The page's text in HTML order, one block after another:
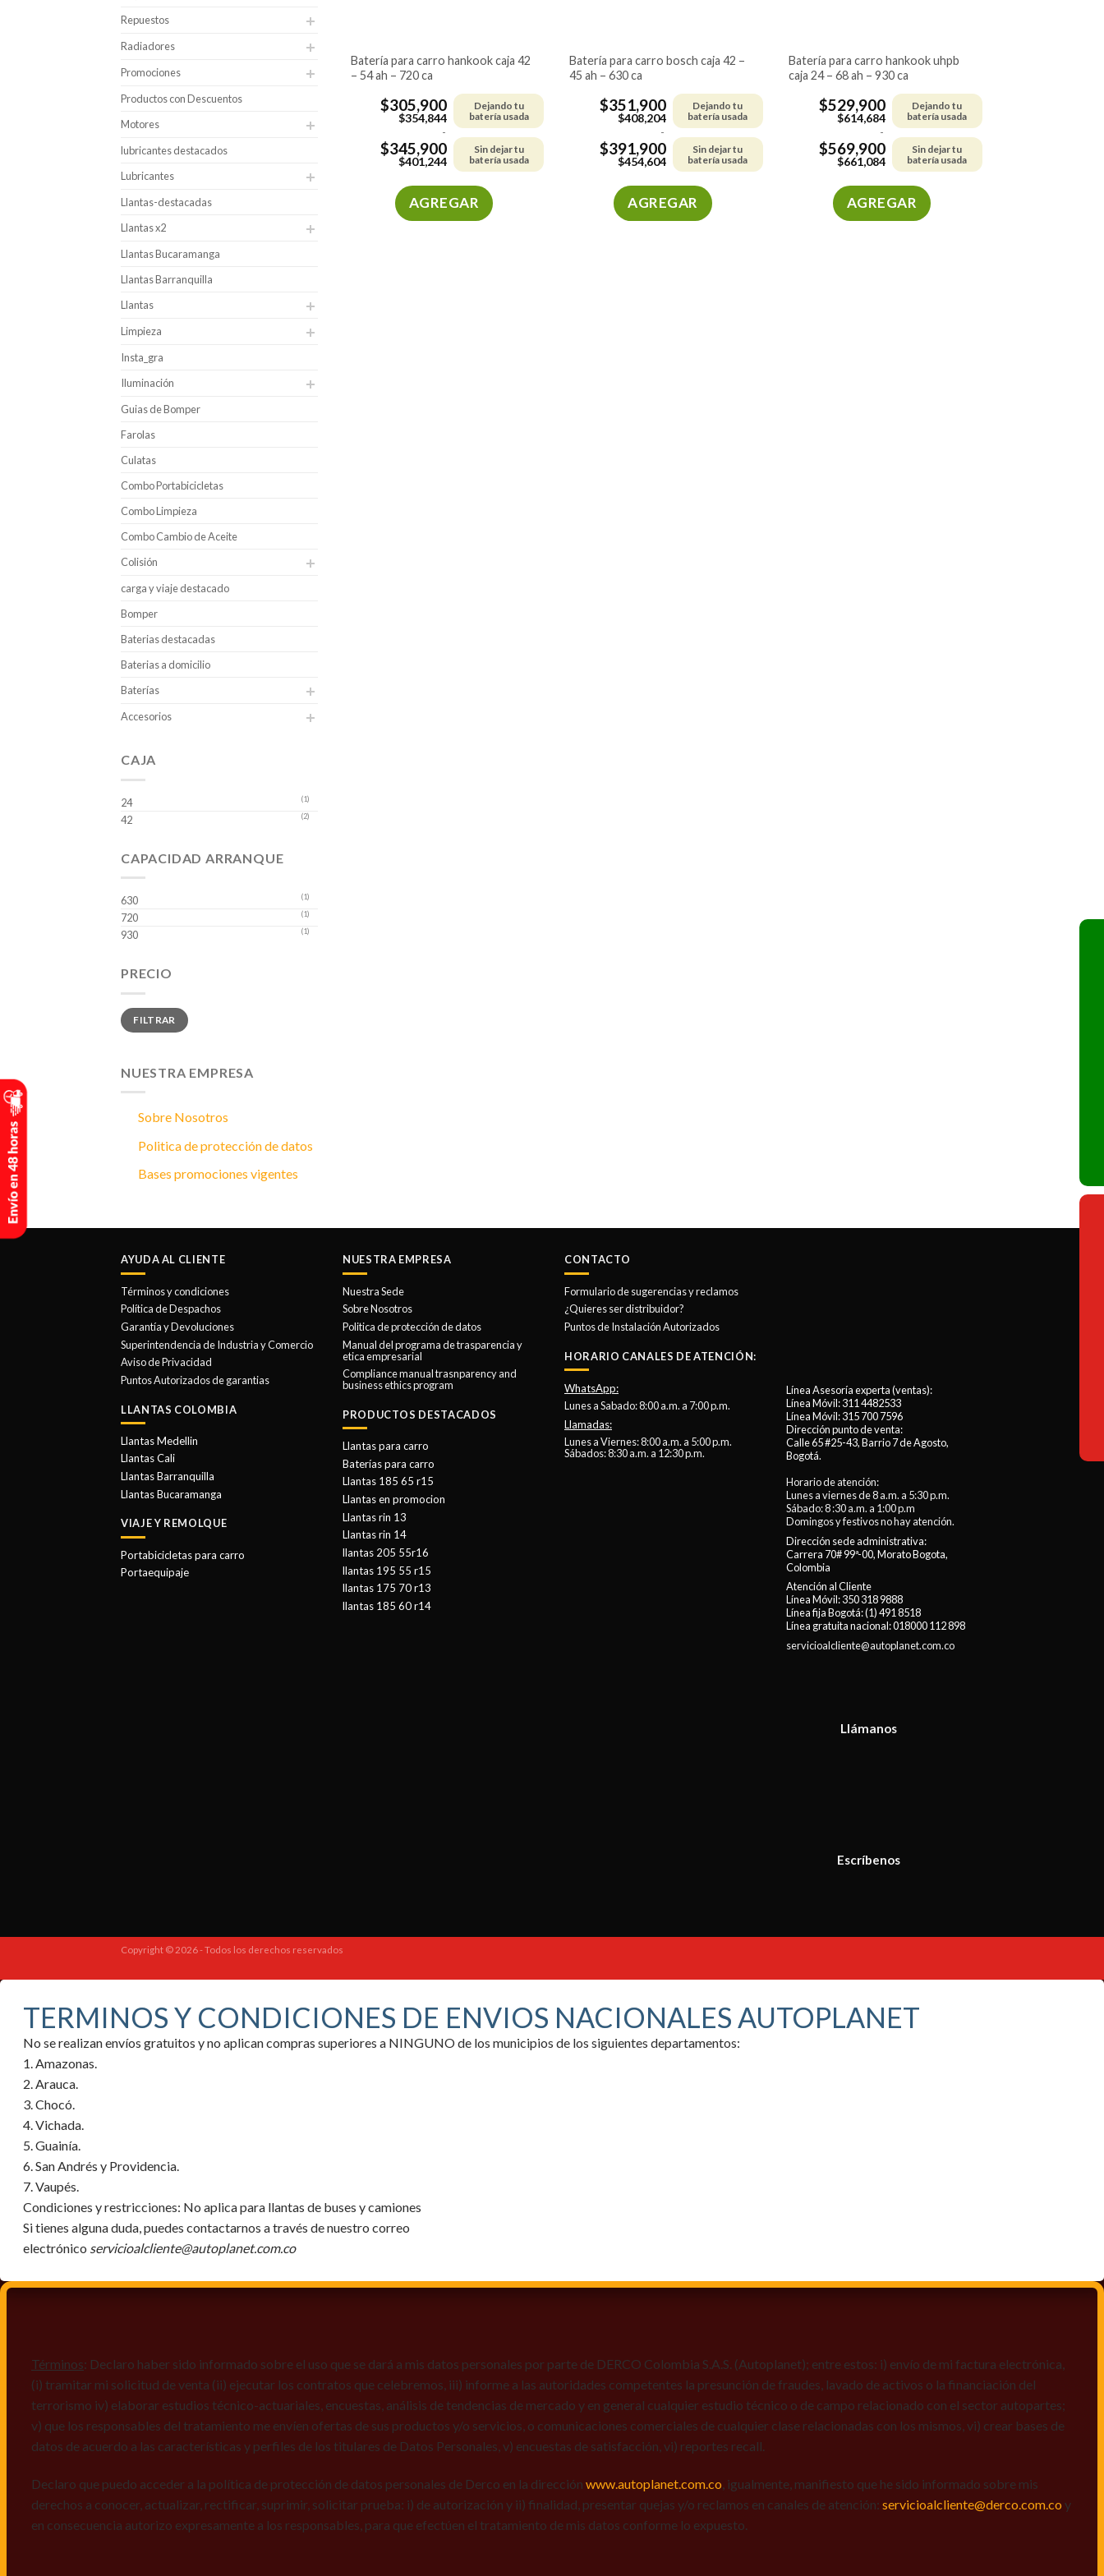
Repuestos
Radiadores
Promociones
Productos con Descuentos
Motores
lubricantes destacados
Lubricantes
Llantas-destacadas
Llantas x2
Llantas Bucaramanga
Llantas Barranquilla
Llantas
Limpieza
Insta_gra
Iluminación
Guias de Bomper
Farolas
Culatas
Combo Portabicicletas
Combo Limpieza
Combo Cambio de Aceite
Colisión
carga y viaje destacado
Bomper
Baterias destacadas
Baterias a domicilio
Baterías
Accesorios
CAJA
24 (1)
42 (2)
CAPACIDAD ARRANQUE
630 (1)
720 (1)
930 (1)
PRECIO
Precio
mínimo
Precio
máximo
FILTRAR
NUESTRA EMPRESA
Sobre Nosotros
Politica de protección de datos
Bases promociones vigentes
batería para carro hankook caja 42
– 54 ah – 720 ca
$305,900
$354,844
Dejando tu
batería usada
-
$345,900
$401,244
Sin dejar tu
batería usada
AGREGAR
batería para carro bosch caja 42 –
45 ah – 630 ca
$351,900
$408,204
Dejando tu
batería usada
-
$391,900
$454,604
Sin dejar tu
batería usada
AGREGAR
batería para carro hankook uhpb
caja 24 – 68 ah – 930 ca
$529,900
$614,684
Dejando tu
batería usada
-
$569,900
$661,084
Sin dejar tu
batería usada
AGREGAR
AYUDA AL CLIENTE
Términos y condiciones
Política de Despachos
Garantía y Devoluciones
Superintendencia de Industria y Comercio
Aviso de Privacidad
Puntos Autorizados de garantias
LLANTAS COLOMBIA
Llantas Medellin
Llantas Cali
Llantas Barranquilla
Llantas Bucaramanga
VIAJE Y REMOLQUE
Portabicicletas para carro
Portaequipaje
NUESTRA EMPRESA
Nuestra Sede
Sobre Nosotros
Politica de protección de datos
Manual del programa de trasparencia y
etica empresarial
Compliance manual trasnparency and
business ethics program
PRODUCTOS DESTACADOS
Llantas para carro
Baterías para carro
Llantas 185 65 r15
Llantas en promocion
Llantas rin 13
Llantas rin 14
llantas 205 55r16
llantas 195 55 r15
llantas 175 70 r13
llantas 185 60 r14
CONTACTO
Formulario de sugerencias y reclamos
¿Quieres ser distribuidor?
Puntos de Instalación Autorizados
HORARIO CANALES DE ATENCIÓN:
WhatsApp:
Lunes a Sabado: 8:00 a.m. a 7:00 p.m.
Llamadas:
Lunes a Viernes: 8:00 a.m. a 5:00 p.m.
Sábados: 8:30 a.m. a 12:30 p.m.
Línea Asesoría experta (ventas):
Línea Móvil:311 4482533
Línea Móvil:315 700 7596
Dirección punto de venta:
Calle 65 #25-43, Barrio 7 de Agosto,
Bogotá.
Horario de atención:
Lunes a viernes de 8 a.m. a 5:30 p.m.
Sábado: 8 :30 a.m. a 1:00 p.m
Domingos y festivos no hay atención.
Dirección sede administrativa:
Carrera 70# 99ª-00, Morato Bogota,
Colombia
Atención al Cliente
Línea Móvil:350 318 9888
Línea fija Bogotá:(1) 491 8518
Línea gratuita nacional:018000 112 898
servicioalcliente@autoplanet.com.co
Llámanos
Escríbenos
Copyright © 2026 - Todos los derechos reservados
TERMINOS Y CONDICIONES DE ENVIOS NACIONALES AUTOPLANET
No se realizan envíos gratuitos y no aplican compras superiores a NINGUNO de los municipios de los siguientes departamentos:
1. Amazonas.
2. Arauca.
3. Chocó.
4. Vichada.
5. Guainía.
6. San Andrés y Providencia.
7. Vaupés.
Condiciones y restricciones: No aplica para llantas de buses y camiones
Si tienes alguna duda, puedes contactarnos a través de nuestro correo
electrónico servicioalcliente@autoplanet.com.co
Términos: Declaro haber sido informado sobre el uso que se dará a mis datos personales por parte de DERCO Colombia S.A.S. (Autoplanet); entre estos: i) envío de mi factura electrónica,
(i) tramitar mi solicitud de venta (ii) ejecutar los contratos que celebremos, iii) informe a las autoridades competentes la presunción de fraudes, lavado de activos o la financiación del
terrorismo iv) elaborar estudios técnico-actuariales, encuestas, análisis de tendencias de mercado y en general cualquier estudio técnico o de campo relacionado con el sector autopartes;
v) que los responsables del tratamiento me envíen ofertas de sus productos y/o servicios, o comunicaciones comerciales de cualquier clase relacionadas con los mismos, vi) crear bases de
datos de acuerdo a las características y perfiles de los titulares de Datos Personales, v) encuestas de satisfacción, vi) reportes recall.
Declaro que puedo acceder a la política de protección de datos personales de Derco en la dirección www.autoplanet.com.co , igualmente, manifiesto que he sido informado sobre mis
derechos a conocer, actualizar, rectificar, suprimir, solicitar prueba: i) de autorización y ii) finalidad, presentar quejas y/o reclamos en canales de atención: servicioalcliente@derco.com.co y
en consecuencia autorizo expresamente a los responsables, para que efectúen el tratamiento de mis datos conforme lo expuesto.